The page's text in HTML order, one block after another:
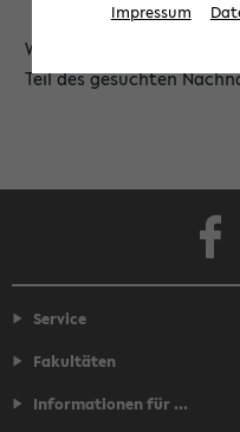
Wählen Sie die
Teil des gesuchten
Service
Fakultäten
Informationen für ...
Impressum